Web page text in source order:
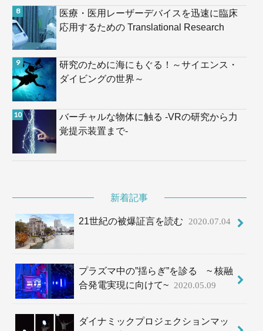
医療・医用レーザーデバイスを迅速に臨床
応用するための Translational Research
研究のために海にもぐる！～サイエンス・
ダイビングの世界～
バーチャルな物体に触る -VRの研究から力
覚提示装置まで-
新着記事
21世紀の被爆証言を読む 2020.07.04
プラズマ中の”揺らぎ”を診る ~ 核融
合発電実現に向けて~ 2020.05.09
ダイナミックプロジェクションマッ